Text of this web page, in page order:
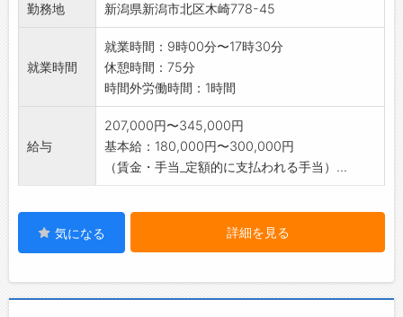
勤務地 新潟県新潟市北区木崎778-45
就業時間
就業時間：9時00分〜17時30分
休憩時間：75分
時間外労働時間：1時間
給与
207,000円〜345,000円
基本給：180,000円〜300,000円
（賃金・手当_定額的に支払われる手当）...
気になる 詳細を見る